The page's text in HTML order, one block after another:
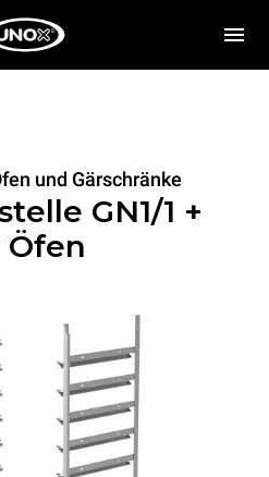
und Gärschränke
GN1/1 +